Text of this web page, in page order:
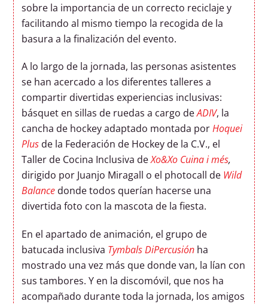
sobre la importancia de un correcto reciclaje y
facilitando al mismo tiempo la recogida de la
basura a la finalización del evento.
A lo largo de la jornada, las personas asistentes
se han acercado a los diferentes talleres a
compartir divertidas experiencias inclusivas:
básquet en sillas de ruedas a cargo deADIV, la
cancha de hockey adaptado montada porHoquei
Plusde la Federación de Hockey de la C.V., el
Taller de Cocina Inclusiva deXo&Xo Cuina i més,
dirigido por Juanjo Miragall o el photocall de Wild
Balancedonde todos querían hacerse una
divertida foto con la mascota de la fiesta.
En el apartado de animación, el grupo de
batucada inclusiva Tymbals DiPercusiónha
mostrado una vez más que donde van, la lían con
sus tambores. Y en la discomóvil, que nos ha
acompañado durante toda la jornada, los amigos